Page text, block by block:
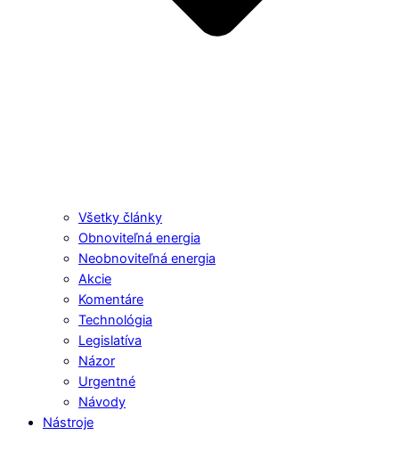
Všetky články
Obnoviteľná energia
Neobnoviteľná energia
Akcie
Komentáre
Technológia
Legislatíva
Názor
Urgentné
Návody
Nástroje